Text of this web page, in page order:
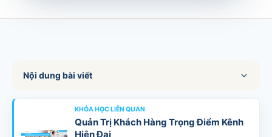
Nội dung bài viết
KHÓA HỌC LIÊN QUAN
Quản Trị Khách Hàng Trọng Điểm Kênh
Hiện Đại